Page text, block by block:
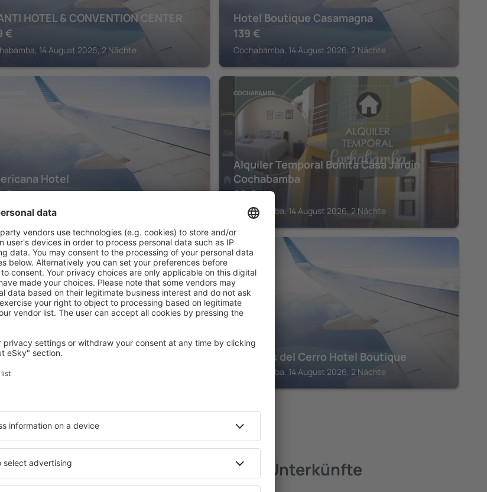
HOTEL & CONVENTION CENTER
€
14 August 2026, 2 Nächte
Hotel Boutique Casamagna
139 €
Cochabamba, 14 August 2026, 2 Nächte
Hotel
€
14 August 2026, 2 Nächte
COCHABAMBA
Alquiler Temporal Bonita Casa Jardín
Cochabamba
62€
Cochabamba, 14 August 2026, 2 Nächte
La Colonia
14 August 2026, 2 Nächte
COCHABAMBA
Jardines del Cerro Hotel Boutique
Cochabamba, 14 August 2026, 2 Nächte
Mehr Angebote prüfen in Cochabamba
Cochabamba – beste Unterkünfte